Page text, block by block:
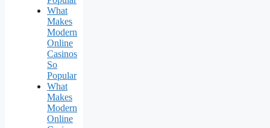
What
Makes
Modern
Online
Casinos
So
Popular
What
Makes
Modern
Online